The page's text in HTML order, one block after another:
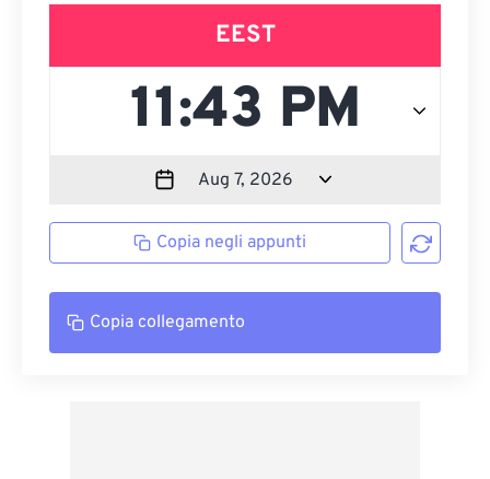
EEST
Copia negli appunti
Copia collegamento